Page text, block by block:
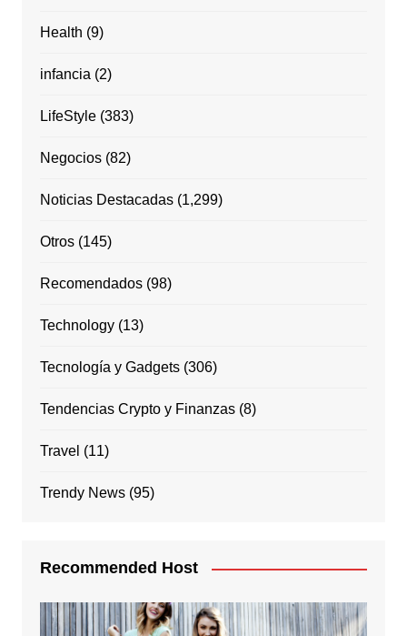
Health (9)
infancia (2)
LifeStyle(383)
Negocios(82)
Noticias Destacadas(1,299)
Otros(145)
Recomendados(98)
Technology(13)
Tecnología y Gadgets(306)
Tendencias Crypto y Finanzas(8)
Travel (11)
Trendy News(95)
Recommended Host